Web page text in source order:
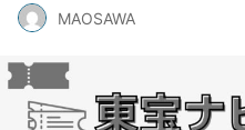
MAOSAWA